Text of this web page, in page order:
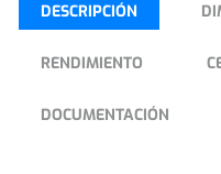
DESCRIPCIÓN
RENDIMIENTO
DOCUMENTACIÓN